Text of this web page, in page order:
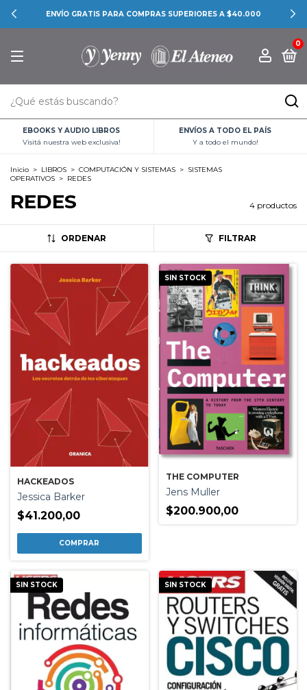
ENVÍO GRATIS PARA COMPRAS SUPERIORES A $40.000
0
EBOOKS Y AUDIO LIBROS
Visitá nuestra web exclusiva!
ENVÍOS A TODO EL PAÍS
Y a todo el mundo!
Inicio > LIBROS > COMPUTACIÓN Y SISTEMAS > SISTEMAS
OPERATIVOS > REDES
REDES 4 productos
ORDENAR FILTRAR
HACKEADOS
Jessica Barker
$41.200,00
SIN STOCK
THE COMPUTER
Jens Muller
$200.900,00
SIN STOCK SIN STOCK